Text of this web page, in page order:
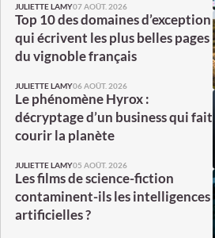
JULIETTE LAMY07 AOÛT. 2026
Top 10 des domaines d’exception
qui écrivent les plus belles pages
du vignoble français
JULIETTE LAMY06 AOÛT. 2026
Le phénomène Hyrox :
décryptage d’un business qui fait
courir la planète
JULIETTE LAMY05 AOÛT. 2026
Les films de science-fiction
contaminent-ils les intelligences
artificielles ?